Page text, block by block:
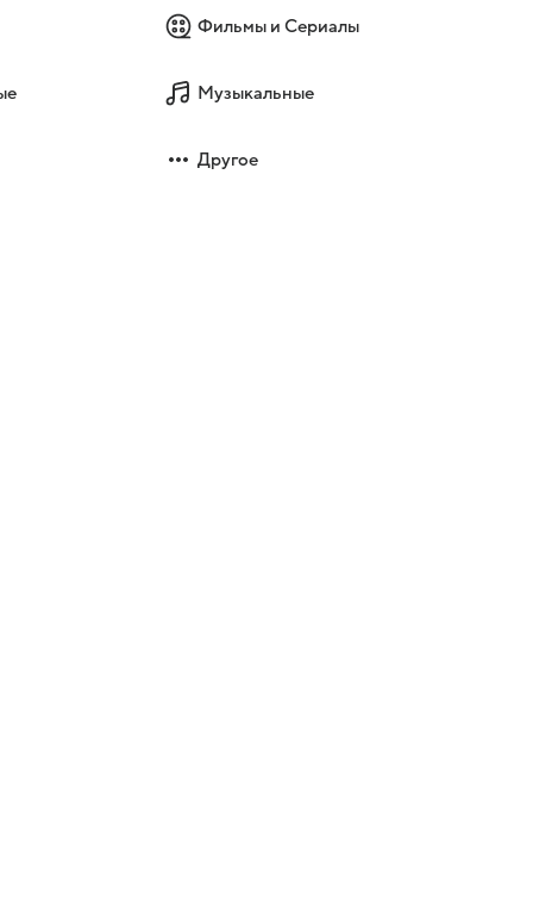
Фильмы и Сериалы
Музыкальные
Другое